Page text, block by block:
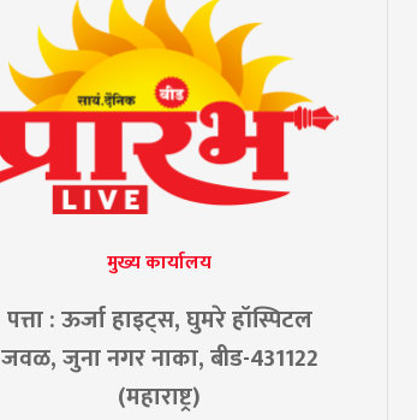
मुख्य कार्यालय
पत्ता : ऊर्जा हाइट्स, घुमरे हॉस्पिटल
जवळ, जुना नगर नाका, बीड-431122
(महाराष्ट्र)